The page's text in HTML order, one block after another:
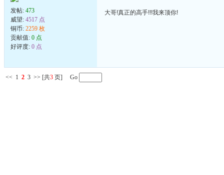
发帖: 473
威望: 4517 点
铜币: 2259 枚
贡献值: 0 点
好评度: 0 点
大哥!真正的高手!!!我来顶你!
<< 1 2 3 >> [共3 页] Go